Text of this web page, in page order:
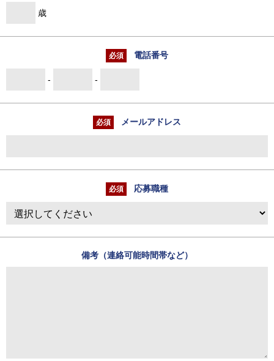
歳
電話番号
- -
メールアドレス
応募職種
備考（連絡可能時間帯など）